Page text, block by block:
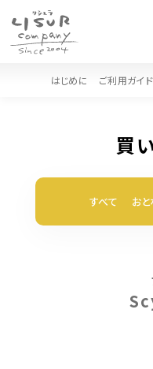
はじめに ご利用ガイド
買
すべて おと